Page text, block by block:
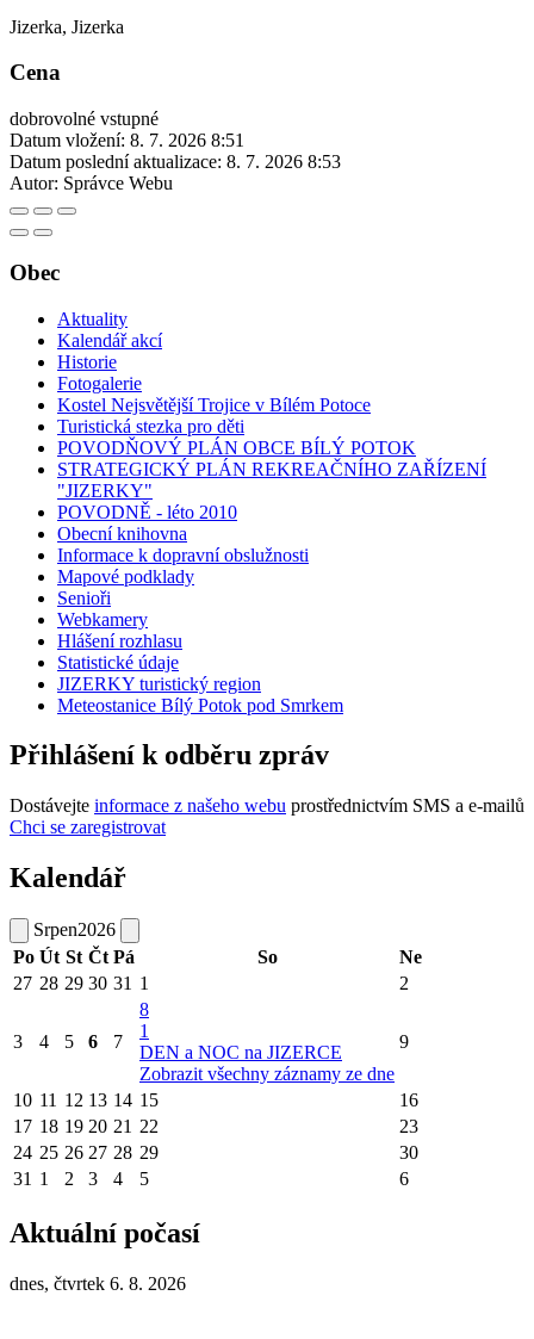
Jizerka, Jizerka
Cena
dobrovolné vstupné
Datum vložení: 8. 7. 2026 8:51
Datum poslední aktualizace: 8. 7. 2026 8:53
Autor: Správce Webu
Obec
Aktuality
Kalendář akcí
Historie
Fotogalerie
Kostel Nejsvětější Trojice v Bílém Potoce
Turistická stezka pro děti
POVODŇOVÝ PLÁN OBCE BÍLÝ POTOK
STRATEGICKÝ PLÁN REKREAČNÍHO ZAŘÍZENÍ
"JIZERKY"
POVODNĚ - léto 2010
Obecní knihovna
Informace k dopravní obslužnosti
Mapové podklady
Senioři
Webkamery
Hlášení rozhlasu
Statistické údaje
JIZERKY turistický region
Meteostanice Bílý Potok pod Smrkem
Přihlášení k odběru zpráv
Dostávejte informace z našeho webu prostřednictvím SMS a e-mailů
Chci se zaregistrovat
Kalendář
Srpen2026
Po Út St Čt Pá So
Ne
27 28 29 30 31 1 2
3 4 5 6 7
8
1
DEN a NOC na JIZERCE
Zobrazit všechny záznamy ze dne
9
10 11 12 13 14 15
16
17 18 19 20 21 22
23
24 25 26 27 28 29
30
31 1 2 3 4 5 6
Aktuální počasí
dnes, čtvrtek 6. 8. 2026